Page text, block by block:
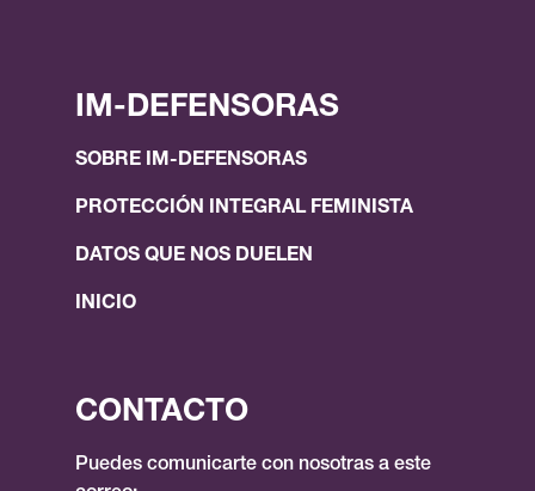
IM-DEFENSORAS
SOBRE IM-DEFENSORAS
PROTECCIÓN INTEGRAL FEMINISTA
DATOS QUE NOS DUELEN
INICIO
CONTACTO
Puedes comunicarte con nosotras a este